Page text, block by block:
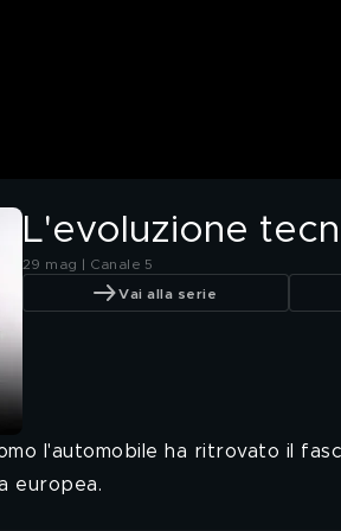
L'evoluzione
29 mag | Canale 5
Vai alla serie
l'automobile ha ritrovato il
europea.